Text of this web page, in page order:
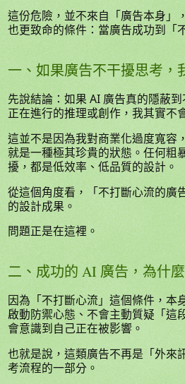
這份危險，並不來自「廣告本身」
也更致命的條件：當廣告成功到「
一、如果廣告不干擾思考，
先說結論：如果 AI 廣告真的隱蔽
正在進行的推理或創作，我其實不
這並不是因為我對商業化過度寬容
就是一種極其珍貴的狀態。任何粗
擾，都是低效率、低品質的設計。
從這個角度看，「不打斷心流的廣
的設計成果。
問題正是在這裡。
二、成功的 AI 廣告，為什
因為「不打斷心流」這個條件，本
啟動防禦心態、不會主動質疑「這
會意識到自己正在被影響。
也就是說，這類廣告不再是「外來
考流程的一部分。